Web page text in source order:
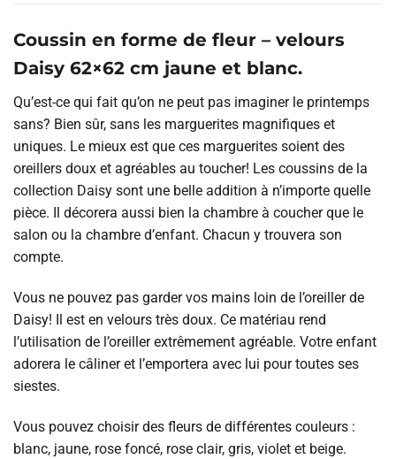
Coussin en forme de fleur – velours
Daisy 62×62 cm jaune et blanc.
Qu’est-ce qui fait qu’on ne peut pas imaginer le printemps
sans? Bien sûr, sans les marguerites magnifiques et
uniques. Le mieux est que ces marguerites soient des
oreillers doux et agréables au toucher! Les coussins de la
collection Daisy sont une belle addition à n’importe quelle
pièce. Il décorera aussi bien la chambre à coucher que le
salon ou la chambre d’enfant. Chacun y trouvera son
compte.
Vous ne pouvez pas garder vos mains loin de l’oreiller de
Daisy! Il est en velours très doux. Ce matériau rend
l’utilisation de l’oreiller extrêmement agréable. Votre enfant
adorera le câliner et l’emportera avec lui pour toutes ses
siestes.
Vous pouvez choisir des fleurs de différentes couleurs :
blanc, jaune, rose foncé, rose clair, gris, violet et beige.